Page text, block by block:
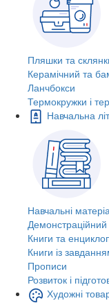
Пляшки та
Керамічний та
Ланчбокси
Термокружки і
Навчальна
Навчальні
Книги та
Книги із
Прописи
Розвиток і
Художні